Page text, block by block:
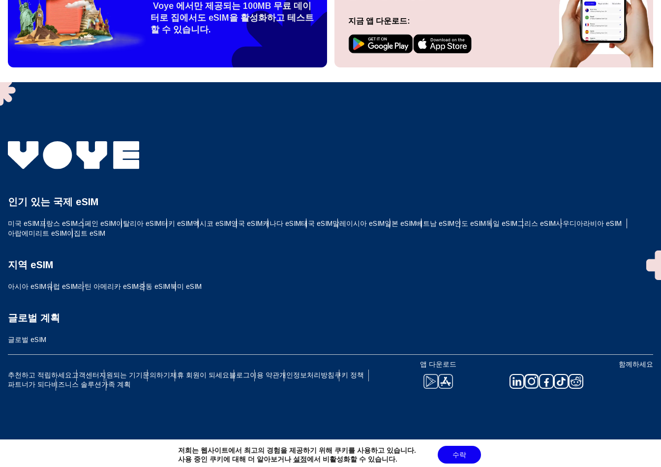
How do I get my eSim?
To get your eSIM, start by checking if your device supports eSIM
technology. Then, contact your mobile carrier to request an eSIM activation.
or enter in your device settings. Once activated, you can enjoy the benefits
Voye 에서만 제공되는 100MB 무료 데이
터로 집에서도 eSIM을 활성화하고 테스트
할 수 있습니다.
지금 앱 다운로드:
인기 있는 국제 eSIM
미국 eSIM프랑스 eSIM스페인 eSIM이탈리아 eSIM터키 eSIM멕시코 eSIM영국 eSIM캐나다 eSIM태국 eSIM말레이시아 eSIM일본 eSIM베트남 eSIM인도 eSIM독일 eSIM그리스 eSIM사우디아라비아 eSIM
아랍에미리트 eSIM이집트 eSIM
지역 eSIM
아시아 eSIM유럽 ​​eSIM라틴 아메리카 eSIM중동 eSIM북미 eSIM
글로벌 계획
글로벌 eSIM
추천하고 적립하세요고객센터지원되는 기기문의하기제휴 회원이 되세요블로그이용 약관개인정보처리방침쿠키 정책
파트너가 되다비즈니스 솔루션가족 계획
앱 다운로드 함께하세요
언어 선택:
CHF - 스위스 프랑 NZD - 뉴질랜드 달러
로그인 또는 회원가입
계정을 계속 이용하거나 몇 초 만에 새로 만드세요.
저희는 웹사이트에서 최고의 경험을 제공하기 위해 쿠키를 사용하고 있습니다.
사용 중인 쿠키에 대해 더 알아보거나설정에서 비활성화할 수 있습니다.
수락